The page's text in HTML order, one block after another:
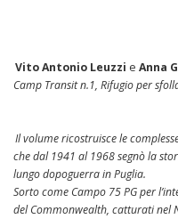
Vito Antonio Leuzzi eAnna
Camp Transit n.1, Rifugio per
Il volume ricostruisce le
che dal 1941 al 1968 segnò la
lungo dopoguerra in Puglia.
Sorto come Campo 75 PG per
del Commonwealth, catturati nel